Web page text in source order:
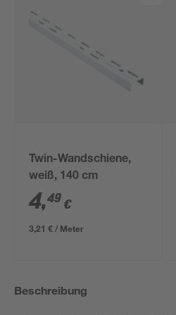
Twin-Wandschiene,
weiß, 140 cm
4,49 €
3,21 € / Meter
Beschreibung